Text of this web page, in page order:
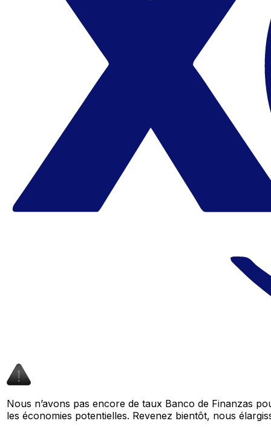
Nous n’avons pas encore de taux Banco de Finanzas
les économies potentielles. Revenez bientôt, nous